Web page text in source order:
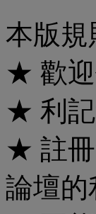
本版規
★ 歡迎
★ 利記
★ 註冊
論壇的